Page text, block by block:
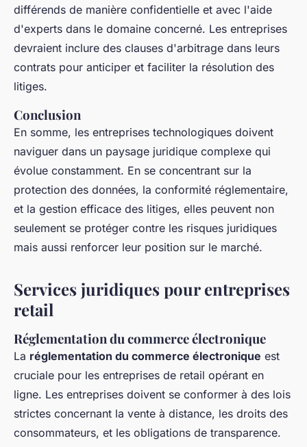
différends de manière confidentielle et avec l'aide
d'experts dans le domaine concerné. Les entreprises
devraient inclure des clauses d'arbitrage dans leurs
contrats pour anticiper et faciliter la résolution des
litiges.
Conclusion
En somme, les entreprises technologiques doivent
naviguer dans un paysage juridique complexe qui
évolue constamment. En se concentrant sur la
protection des données, la conformité réglementaire,
et la gestion efficace des litiges, elles peuvent non
seulement se protéger contre les risques juridiques
mais aussi renforcer leur position sur le marché.
Services juridiques pour entreprises
retail
Réglementation du commerce électronique
La réglementation du commerce électronique est
cruciale pour les entreprises de retail opérant en
ligne. Les entreprises doivent se conformer à des lois
strictes concernant la vente à distance, les droits des
consommateurs, et les obligations de transparence.